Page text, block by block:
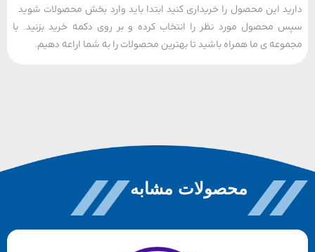
این محصول را خریداری کنید ابتدا باید وارد بخش محصولات شوید
محصول مورد نظر را انتخاب کرده و بر روی دکمه خرید بزنید. با
ی ما همراه باشید تا بهترین محصولات را به شما اراعه دهیم.
محصولات مشابه